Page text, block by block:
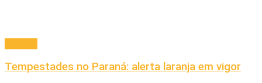
Tempestades no Paraná: alerta laranja em vigor